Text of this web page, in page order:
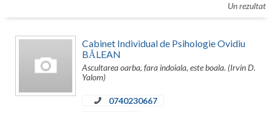
Constanta
Covasna
Un rezultat
Cabinet Individual de Psihologie Ovidiu
BĂLEAN
Ascultarea oarba, fara indoiala, este boala. (Irvin D.
Yalom)
0740230667